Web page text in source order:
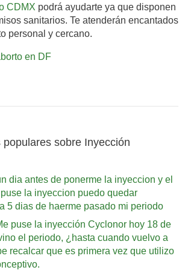
CDMX podrá ayudarte ya que disponen
sanitarios. Te atenderán encantados
personal y cercano.
en DF
populares sobre Inyección
dia antes de ponerme la inyeccion y el
la inyeccion puedo quedar
5 dias de haerme pasado mi periodo
puse la inyección Cyclonor hoy 18 de
el periodo, ¿hasta cuando vuelvo a
recalcar que es primera vez que utilizo